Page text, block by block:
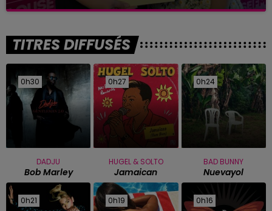
TITRES DIFFUSÉS
0h30
0h30
DADJU
Bob Marley
0h27
0h27
HUGEL & SOLTO
Jamaican
0h24
0h24
BAD BUNNY
Nuevayol
0h21
0h21 0h19
0h19 0h16
0h16